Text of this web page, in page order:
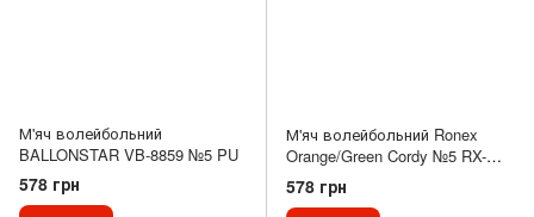
М'яч волейбольний
BALLONSTAR VB-8859 №5 PU
578 грн
М'яч волейбольний Ronex
Orange/Green Cordy №5 RX-
2407
578 грн